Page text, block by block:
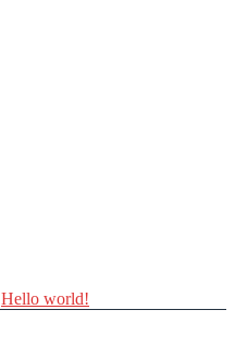
Hello world!